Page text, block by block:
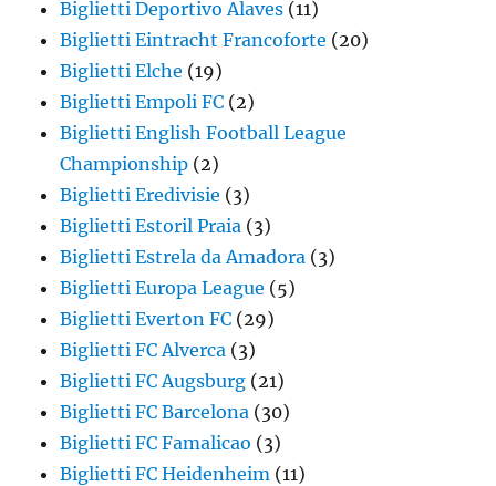
Biglietti Deportivo Alaves (11)
Biglietti Eintracht Francoforte (20)
Biglietti Elche (19)
Biglietti Empoli FC (2)
Biglietti English Football League
Championship (2)
Biglietti Eredivisie (3)
Biglietti Estoril Praia (3)
Biglietti Estrela da Amadora (3)
Biglietti Europa League (5)
Biglietti Everton FC (29)
Biglietti FC Alverca (3)
Biglietti FC Augsburg (21)
Biglietti FC Barcelona (30)
Biglietti FC Famalicao (3)
Biglietti FC Heidenheim (11)